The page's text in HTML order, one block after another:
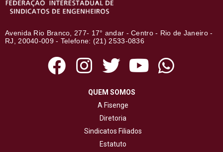
Avenida Rio Branco, 277- 17° andar - Centro - Rio de Janeiro -
RJ, 20040-009 - Telefone: (21) 2533-0836
QUEM SOMOS
A Fisenge
Diretoria
Sindicatos Filiados
Estatuto